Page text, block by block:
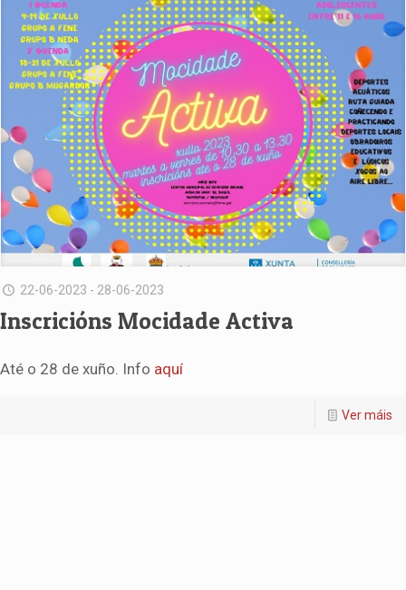
22-06-2023 - 28-06-2023
Inscricións Mocidade Activa
Até o 28 de xuño. Info aquí
Ver máis